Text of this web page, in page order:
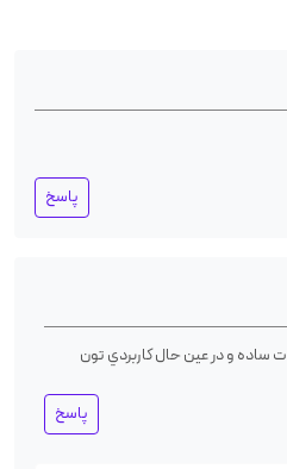
پاسخ
ساده و در عين حال كاربردي تون
پاسخ